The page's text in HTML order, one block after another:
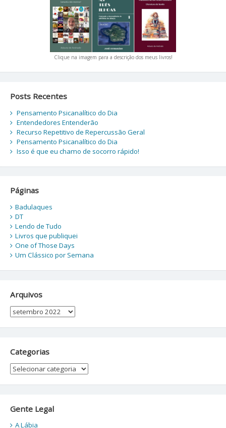
Clique na imagem para a descrição dos meus livros!
Posts Recentes
Pensamento Psicanalítico do Dia
Entendedores Entenderão
Recurso Repetitivo de Repercussão Geral
Pensamento Psicanalítico do Dia
Isso é que eu chamo de socorro rápido!
Páginas
Badulaques
DT
Lendo de Tudo
Livros que publiquei
One of Those Days
Um Clássico por Semana
Arquivos
Arquivos
Categorias
Categorias
Gente Legal
A Lábia